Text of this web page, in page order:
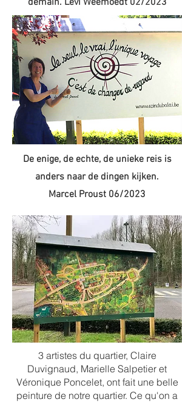
demain. Lévi Weemoedt 02/2023
De enige, de echte, de unieke reis is
anders naar de dingen kijken.
Marcel Proust 06/2023
3 artistes du quartier, Claire
Duvignaud, Marielle Salpetier et
Véronique Poncelet, ont fait une belle
peinture de notre quartier. Ce qu'on a